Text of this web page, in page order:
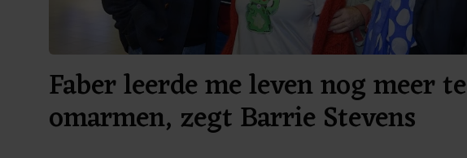
Faber leerde me leven nog meer te
omarmen, zegt Barrie Stevens